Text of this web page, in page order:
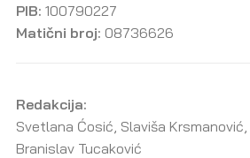
PIB: 100790227
Matični broj: 08736626
Redakcija:
Svetlana Ćosić, Slaviša Krsmanović,
Branislav Tucaković